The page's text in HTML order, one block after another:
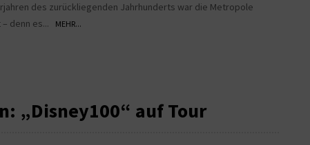
des zurückliegenden Jahrhunderts war die Metropole
denn es...
MEHR...
„Disney100“ auf Tour